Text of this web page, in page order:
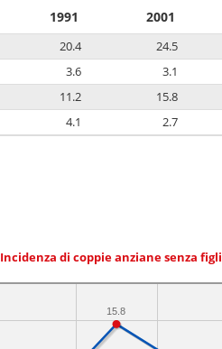
1991 2001
20.4 24.5
3.6 3.1
11.2 15.8
4.1 2.7
Incidenza di coppie anziane senza figli
15.8